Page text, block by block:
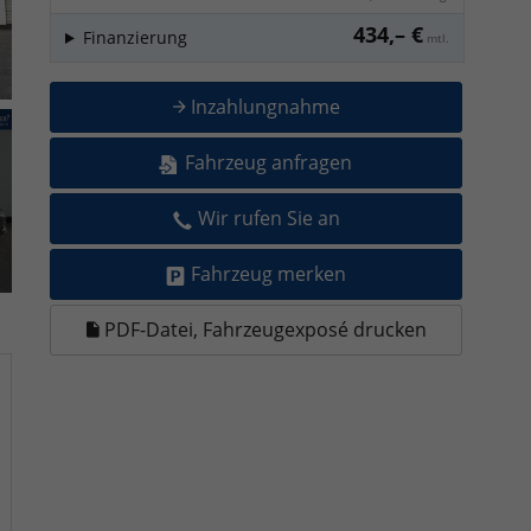
434,– € mtl.
Finanzierung
Inzahlungnahme
Fahrzeug anfragen
Wir rufen Sie an
Fahrzeug merken
PDF-Datei, Fahrzeugexposé drucken